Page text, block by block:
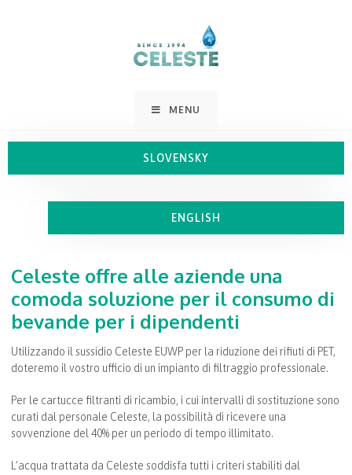
MENU
SLOVENSKY
ENGLISH
Celeste offre alle aziende una
comoda soluzione per il consumo di
bevande per i dipendenti
Utilizzando il sussidio Celeste EUWP per la riduzione dei rifiuti di PET,
doteremo il vostro ufficio di un impianto di filtraggio professionale.
Per le cartucce filtranti di ricambio, i cui intervalli di sostituzione sono
curati dal personale Celeste, la possibilità di ricevere una
sovvenzione del 40% per un periodo di tempo illimitato.
L’acqua trattata da Celeste soddisfa tutti i criteri stabiliti dal